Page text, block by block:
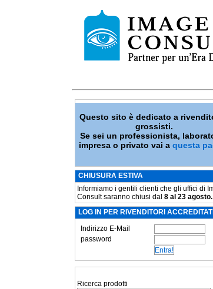
Questo sito è dedicato a
grossisti.
Se sei un professionista,
impresa o privato vai a questa
CHIUSURA ESTIVA
Informiamo i gentili clienti che gli uffici di
Consult saranno chiusi dal 8 al 23 agosto.
LOG IN PER RIVENDITORI ACCREDITATI
Indirizzo E-Mail
password
Ricerca prodotti